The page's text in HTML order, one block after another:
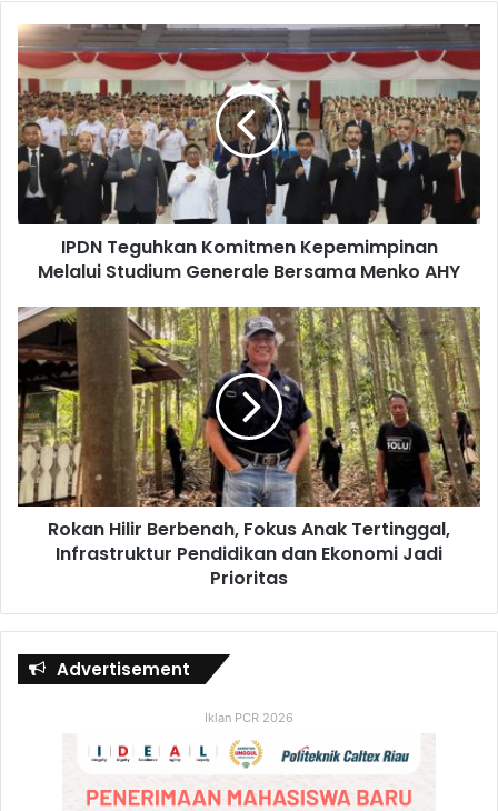
IPDN Teguhkan Komitmen Kepemimpinan
Melalui Studium Generale Bersama Menko AHY
Rokan Hilir Berbenah, Fokus Anak Tertinggal,
Infrastruktur Pendidikan dan Ekonomi Jadi
Prioritas
Advertisement
Iklan PCR 2026